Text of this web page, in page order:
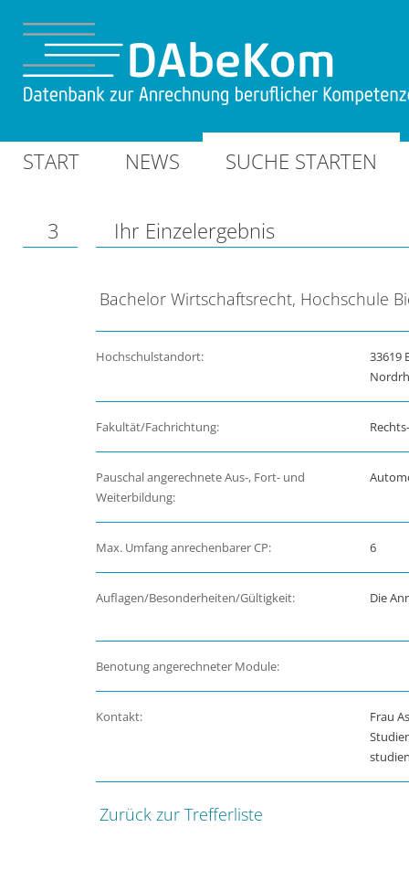
START NEWS SUCHE STARTEN
3 Ihr Einzelergebnis
Bachelor Wirtschaftsrecht, Hochschule
Hochschulstandort:
33619
Fakultät/Fachrichtung:
Pauschal angerechnete Aus-, Fort- und
Weiterbildung:
Max. Umfang anrechenbarer CP: 6
Auflagen/Besonderheiten/Gültigkeit: Die
Benotung angerechneter Module:
Kontakt:
Frau
Zurück zur Trefferliste